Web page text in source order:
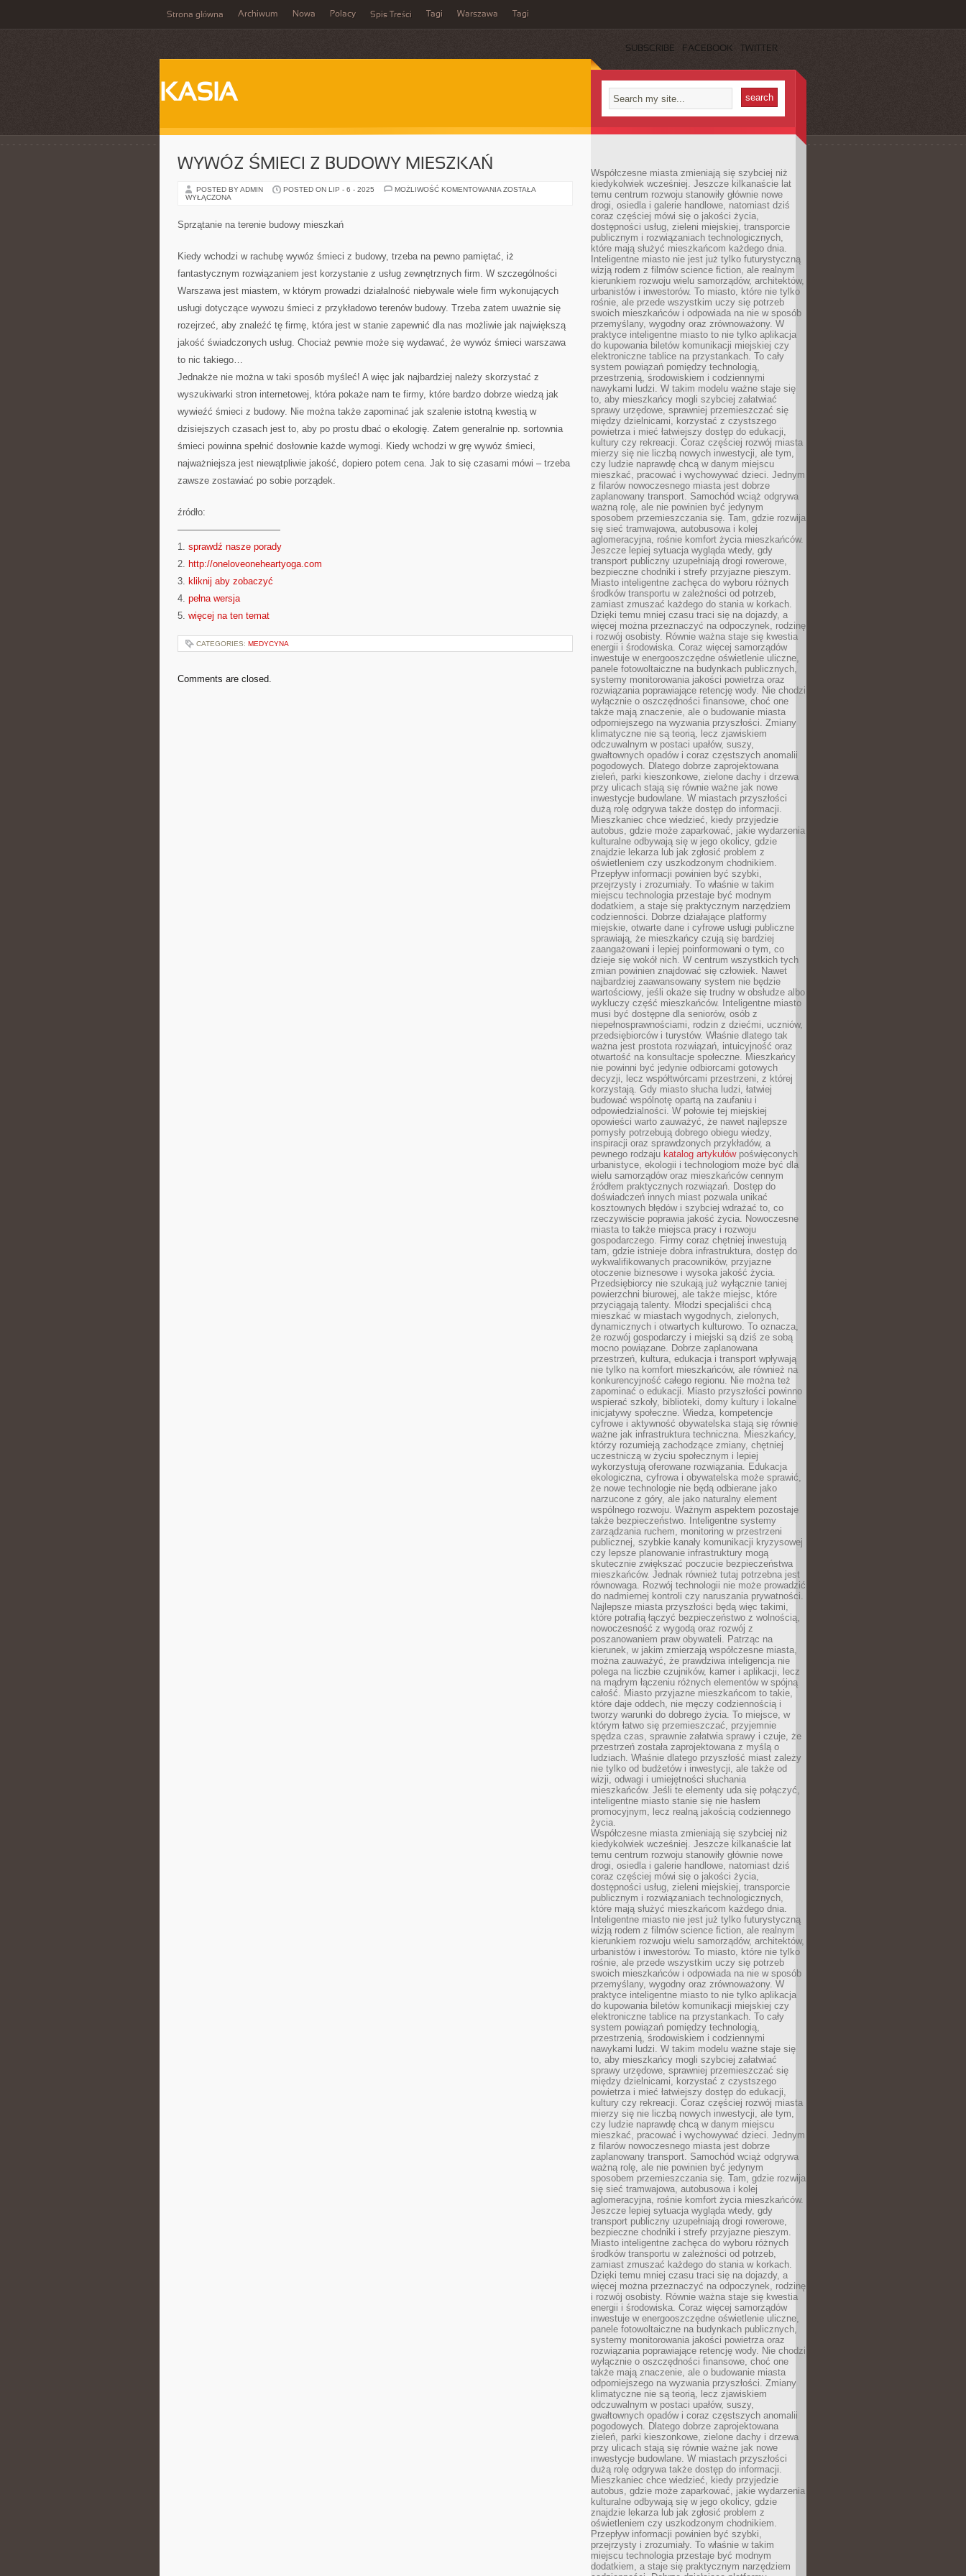
Strona główna Archiwum Nowa Polacy Spis Treści Tagi Warszawa Tagi
SUBSCRIBE FACEBOOK TWITTER
KASIA
WYWÓZ ŚMIECI Z BUDOWY MIESZKAŃ
POSTED BY ADMIN POSTED ON LIP - 6 - 2025 MOŻLIWOŚĆ KOMENTOWANIA WYWÓZ
ZOSTAŁA
WYŁĄCZONA
Sprzątanie na terenie budowy mieszkań
Kiedy wchodzi w rachubę wywóz śmieci z budowy, trzeba na pewno pamiętać, iż
fantastycznym rozwiązaniem jest korzystanie z usług zewnętrznych firm. W szczególności
Warszawa jest miastem, w którym prowadzi działalność niebywale wiele firm wykonujących
usługi dotyczące wywozu śmieci z przykładowo terenów budowy. Trzeba zatem uważnie się
rozejrzeć, aby znaleźć tę firmę, która jest w stanie zapewnić dla nas możliwie jak największą
jakość świadczonych usług. Chociaż pewnie może się wydawać, że wywóz śmieci warszawa
to nic takiego…
Jednakże nie można w taki sposób myśleć! A więc jak najbardziej należy skorzystać z
wyszukiwarki stron internetowej, która pokaże nam te firmy, które bardzo dobrze wiedzą jak
wywieźć śmieci z budowy. Nie można także zapominać jak szalenie istotną kwestią w
dzisiejszych czasach jest to, aby po prostu dbać o ekologię. Zatem generalnie np. sortownia
śmieci powinna spełnić dosłownie każde wymogi. Kiedy wchodzi w grę wywóz śmieci,
najważniejsza jest niewątpliwie jakość, dopiero potem cena. Jak to się czasami mówi – trzeba
zawsze zostawiać po sobie porządek.
źródło:
———————————
1. sprawdź nasze porady
2. http://oneloveoneheartyoga.com
3. kliknij aby zobaczyć
4. pełna wersja
5. więcej na ten temat
CATEGORIES: MEDYCYNA
Comments are closed.
Współczesne miasta zmieniają się szybciej niż
kiedykolwiek wcześniej. Jeszcze kilkanaście lat
temu centrum rozwoju stanowiły głównie nowe
drogi, osiedla i galerie handlowe, natomiast dziś
coraz częściej mówi się o jakości życia,
dostępności usług, zieleni miejskiej, transporcie
publicznym i rozwiązaniach technologicznych,
które mają służyć mieszkańcom każdego dnia.
Inteligentne miasto nie jest już tylko futurystyczną
wizją rodem z filmów science fiction, ale realnym
kierunkiem rozwoju wielu samorządów, architektów,
urbanistów i inwestorów. To miasto, które nie tylko
rośnie, ale przede wszystkim uczy się potrzeb
swoich mieszkańców i odpowiada na nie w sposób
przemyślany, wygodny oraz zrównoważony. W
praktyce inteligentne miasto to nie tylko aplikacja
do kupowania biletów komunikacji miejskiej czy
elektroniczne tablice na przystankach. To cały
system powiązań pomiędzy technologią,
przestrzenią, środowiskiem i codziennymi
nawykami ludzi. W takim modelu ważne staje się
to, aby mieszkańcy mogli szybciej załatwiać
sprawy urzędowe, sprawniej przemieszczać się
między dzielnicami, korzystać z czystszego
powietrza i mieć łatwiejszy dostęp do edukacji,
kultury czy rekreacji. Coraz częściej rozwój miasta
mierzy się nie liczbą nowych inwestycji, ale tym,
czy ludzie naprawdę chcą w danym miejscu
mieszkać, pracować i wychowywać dzieci. Jednym
z filarów nowoczesnego miasta jest dobrze
zaplanowany transport. Samochód wciąż odgrywa
ważną rolę, ale nie powinien być jedynym
sposobem przemieszczania się. Tam, gdzie rozwija
się sieć tramwajowa, autobusowa i kolej
aglomeracyjna, rośnie komfort życia mieszkańców.
Jeszcze lepiej sytuacja wygląda wtedy, gdy
transport publiczny uzupełniają drogi rowerowe,
bezpieczne chodniki i strefy przyjazne pieszym.
Miasto inteligentne zachęca do wyboru różnych
środków transportu w zależności od potrzeb,
zamiast zmuszać każdego do stania w korkach.
Dzięki temu mniej czasu traci się na dojazdy, a
więcej można przeznaczyć na odpoczynek, rodzinę
i rozwój osobisty. Równie ważna staje się kwestia
energii i środowiska. Coraz więcej samorządów
inwestuje w energooszczędne oświetlenie uliczne,
panele fotowoltaiczne na budynkach publicznych,
systemy monitorowania jakości powietrza oraz
rozwiązania poprawiające retencję wody. Nie chodzi
wyłącznie o oszczędności finansowe, choć one
także mają znaczenie, ale o budowanie miasta
odporniejszego na wyzwania przyszłości. Zmiany
klimatyczne nie są teorią, lecz zjawiskiem
odczuwalnym w postaci upałów, suszy,
gwałtownych opadów i coraz częstszych anomalii
pogodowych. Dlatego dobrze zaprojektowana
zieleń, parki kieszonkowe, zielone dachy i drzewa
przy ulicach stają się równie ważne jak nowe
inwestycje budowlane. W miastach przyszłości
dużą rolę odgrywa także dostęp do informacji.
Mieszkaniec chce wiedzieć, kiedy przyjedzie
autobus, gdzie może zaparkować, jakie wydarzenia
kulturalne odbywają się w jego okolicy, gdzie
znajdzie lekarza lub jak zgłosić problem z
oświetleniem czy uszkodzonym chodnikiem.
Przepływ informacji powinien być szybki,
przejrzysty i zrozumiały. To właśnie w takim
miejscu technologia przestaje być modnym
dodatkiem, a staje się praktycznym narzędziem
codzienności. Dobrze działające platformy
miejskie, otwarte dane i cyfrowe usługi publiczne
sprawiają, że mieszkańcy czują się bardziej
zaangażowani i lepiej poinformowani o tym, co
dzieje się wokół nich. W centrum wszystkich tych
zmian powinien znajdować się człowiek. Nawet
najbardziej zaawansowany system nie będzie
wartościowy, jeśli okaże się trudny w obsłudze albo
wykluczy część mieszkańców. Inteligentne miasto
musi być dostępne dla seniorów, osób z
niepełnosprawnościami, rodzin z dziećmi, uczniów,
przedsiębiorców i turystów. Właśnie dlatego tak
ważna jest prostota rozwiązań, intuicyjność oraz
otwartość na konsultacje społeczne. Mieszkańcy
nie powinni być jedynie odbiorcami gotowych
decyzji, lecz współtwórcami przestrzeni, z której
korzystają. Gdy miasto słucha ludzi, łatwiej
budować wspólnotę opartą na zaufaniu i
odpowiedzialności. W połowie tej miejskiej
opowieści warto zauważyć, że nawet najlepsze
pomysły potrzebują dobrego obiegu wiedzy,
inspiracji oraz sprawdzonych przykładów, a
pewnego rodzaju katalog artykułówpoświęconych
urbanistyce, ekologii i technologiom może być dla
wielu samorządów oraz mieszkańców cennym
źródłem praktycznych rozwiązań. Dostęp do
doświadczeń innych miast pozwala unikać
kosztownych błędów i szybciej wdrażać to, co
rzeczywiście poprawia jakość życia. Nowoczesne
miasta to także miejsca pracy i rozwoju
gospodarczego. Firmy coraz chętniej inwestują
tam, gdzie istnieje dobra infrastruktura, dostęp do
wykwalifikowanych pracowników, przyjazne
otoczenie biznesowe i wysoka jakość życia.
Przedsiębiorcy nie szukają już wyłącznie taniej
powierzchni biurowej, ale także miejsc, które
przyciągają talenty. Młodzi specjaliści chcą
mieszkać w miastach wygodnych, zielonych,
dynamicznych i otwartych kulturowo. To oznacza,
że rozwój gospodarczy i miejski są dziś ze sobą
mocno powiązane. Dobrze zaplanowana
przestrzeń, kultura, edukacja i transport wpływają
nie tylko na komfort mieszkańców, ale również na
konkurencyjność całego regionu. Nie można też
zapominać o edukacji. Miasto przyszłości powinno
wspierać szkoły, biblioteki, domy kultury i lokalne
inicjatywy społeczne. Wiedza, kompetencje
cyfrowe i aktywność obywatelska stają się równie
ważne jak infrastruktura techniczna. Mieszkańcy,
którzy rozumieją zachodzące zmiany, chętniej
uczestniczą w życiu społecznym i lepiej
wykorzystują oferowane rozwiązania. Edukacja
ekologiczna, cyfrowa i obywatelska może sprawić,
że nowe technologie nie będą odbierane jako
narzucone z góry, ale jako naturalny element
wspólnego rozwoju. Ważnym aspektem pozostaje
także bezpieczeństwo. Inteligentne systemy
zarządzania ruchem, monitoring w przestrzeni
publicznej, szybkie kanały komunikacji kryzysowej
czy lepsze planowanie infrastruktury mogą
skutecznie zwiększać poczucie bezpieczeństwa
mieszkańców. Jednak również tutaj potrzebna jest
równowaga. Rozwój technologii nie może prowadzić
do nadmiernej kontroli czy naruszania prywatności.
Najlepsze miasta przyszłości będą więc takimi,
które potrafią łączyć bezpieczeństwo z wolnością,
nowoczesność z wygodą oraz rozwój z
poszanowaniem praw obywateli. Patrząc na
kierunek, w jakim zmierzają współczesne miasta,
można zauważyć, że prawdziwa inteligencja nie
polega na liczbie czujników, kamer i aplikacji, lecz
na mądrym łączeniu różnych elementów w spójną
całość. Miasto przyjazne mieszkańcom to takie,
które daje oddech, nie męczy codziennością i
tworzy warunki do dobrego życia. To miejsce, w
którym łatwo się przemieszczać, przyjemnie
spędza czas, sprawnie załatwia sprawy i czuje, że
przestrzeń została zaprojektowana z myślą o
ludziach. Właśnie dlatego przyszłość miast zależy
nie tylko od budżetów i inwestycji, ale także od
wizji, odwagi i umiejętności słuchania
mieszkańców. Jeśli te elementy uda się połączyć,
inteligentne miasto stanie się nie hasłem
promocyjnym, lecz realną jakością codziennego
życia.
Współczesne miasta zmieniają się szybciej niż
kiedykolwiek wcześniej. Jeszcze kilkanaście lat
temu centrum rozwoju stanowiły głównie nowe
drogi, osiedla i galerie handlowe, natomiast dziś
coraz częściej mówi się o jakości życia,
dostępności usług, zieleni miejskiej, transporcie
publicznym i rozwiązaniach technologicznych,
które mają służyć mieszkańcom każdego dnia.
Inteligentne miasto nie jest już tylko futurystyczną
wizją rodem z filmów science fiction, ale realnym
kierunkiem rozwoju wielu samorządów, architektów,
urbanistów i inwestorów. To miasto, które nie tylko
rośnie, ale przede wszystkim uczy się potrzeb
swoich mieszkańców i odpowiada na nie w sposób
przemyślany, wygodny oraz zrównoważony. W
praktyce inteligentne miasto to nie tylko aplikacja
do kupowania biletów komunikacji miejskiej czy
elektroniczne tablice na przystankach. To cały
system powiązań pomiędzy technologią,
przestrzenią, środowiskiem i codziennymi
nawykami ludzi. W takim modelu ważne staje się
to, aby mieszkańcy mogli szybciej załatwiać
sprawy urzędowe, sprawniej przemieszczać się
między dzielnicami, korzystać z czystszego
powietrza i mieć łatwiejszy dostęp do edukacji,
kultury czy rekreacji. Coraz częściej rozwój miasta
mierzy się nie liczbą nowych inwestycji, ale tym,
czy ludzie naprawdę chcą w danym miejscu
mieszkać, pracować i wychowywać dzieci. Jednym
z filarów nowoczesnego miasta jest dobrze
zaplanowany transport. Samochód wciąż odgrywa
ważną rolę, ale nie powinien być jedynym
sposobem przemieszczania się. Tam, gdzie rozwija
się sieć tramwajowa, autobusowa i kolej
aglomeracyjna, rośnie komfort życia mieszkańców.
Jeszcze lepiej sytuacja wygląda wtedy, gdy
transport publiczny uzupełniają drogi rowerowe,
bezpieczne chodniki i strefy przyjazne pieszym.
Miasto inteligentne zachęca do wyboru różnych
środków transportu w zależności od potrzeb,
zamiast zmuszać każdego do stania w korkach.
Dzięki temu mniej czasu traci się na dojazdy, a
więcej można przeznaczyć na odpoczynek, rodzinę
i rozwój osobisty. Równie ważna staje się kwestia
energii i środowiska. Coraz więcej samorządów
inwestuje w energooszczędne oświetlenie uliczne,
panele fotowoltaiczne na budynkach publicznych,
systemy monitorowania jakości powietrza oraz
rozwiązania poprawiające retencję wody. Nie chodzi
wyłącznie o oszczędności finansowe, choć one
także mają znaczenie, ale o budowanie miasta
odporniejszego na wyzwania przyszłości. Zmiany
klimatyczne nie są teorią, lecz zjawiskiem
odczuwalnym w postaci upałów, suszy,
gwałtownych opadów i coraz częstszych anomalii
pogodowych. Dlatego dobrze zaprojektowana
zieleń, parki kieszonkowe, zielone dachy i drzewa
przy ulicach stają się równie ważne jak nowe
inwestycje budowlane. W miastach przyszłości
dużą rolę odgrywa także dostęp do informacji.
Mieszkaniec chce wiedzieć, kiedy przyjedzie
autobus, gdzie może zaparkować, jakie wydarzenia
kulturalne odbywają się w jego okolicy, gdzie
znajdzie lekarza lub jak zgłosić problem z
oświetleniem czy uszkodzonym chodnikiem.
Przepływ informacji powinien być szybki,
przejrzysty i zrozumiały. To właśnie w takim
miejscu technologia przestaje być modnym
dodatkiem, a staje się praktycznym narzędziem